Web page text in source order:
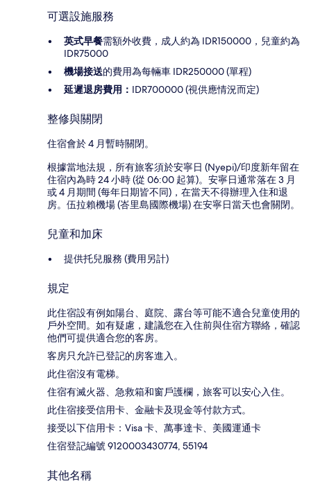
可選設施服務
英式早餐需額外收費，成人約為 IDR150000，兒童約為
IDR75000
機場接送的費用為每輛車 IDR250000 (單程)
延遲退房費用： IDR700000 (視供應情況而定)
整修與關閉
住宿會於 4 月暫時關閉。
根據當地法規，所有旅客須於安寧日 (Nyepi)/印度新年留在
住宿內為時 24 小時 (從 06:00 起算)。安寧日通常落在 3 月
或 4 月期間 (每年日期皆不同)，在當天不得辦理入住和退
房。伍拉賴機場 (峇里島國際機場) 在安寧日當天也會關閉。
兒童和加床
提供托兒服務 (費用另計)
規定
此住宿設有例如陽台、庭院、露台等可能不適合兒童使用的
戶外空間。如有疑慮，建議您在入住前與住宿方聯絡，確認
他們可提供適合您的客房。
客房只允許已登記的房客進入。
此住宿沒有電梯。
住宿有滅火器、急救箱和窗戶護欄，旅客可以安心入住。
此住宿接受信用卡、金融卡及現金等付款方式。
接受以下信用卡：Visa 卡、萬事達卡、美國運通卡
住宿登記編號 9120003430774, 55194
其他名稱